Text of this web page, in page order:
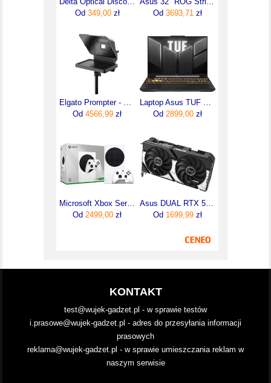
Od 349,00zł
Od 3693,71 zł
Od 4566,99 zł
Od 2899,00 zł
Microsoft Xbox Series S 1TB Biała
Od 2499,00 zł
Od 1699,99 zł
KONTAKT
test@wujek-gadzet.pl - w sprawie testów
i.prasowe@wujek-gadzet.pl - adres do przesyłania informacji
prasowych
reklama@wujek-gadzet.pl - w sprawie umieszczania reklam w
naszym serwisie